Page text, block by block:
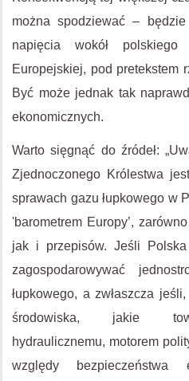
można spodziewać –
napięcia wokół
Europejskiej, pod pretekstem
Być może jednak tak
ekonomicznych.
Warto sięgnąć do źródeł:
Zjednoczonego Królestwa
sprawach gazu łupkowego w
'barometrem Europy’,
jak i przepisów. Jeśli
zagospodarowywać
łupkowego, a zwłaszcza
środowiska, jakie
hydraulicznemu, motorem
względy bezpieczeństwa